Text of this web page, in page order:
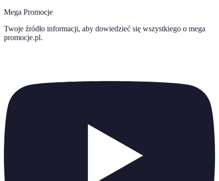
Mega Promocje
Twoje źródło informacji, aby dowiedzieć się wszystkiego o mega
promocje.pl.